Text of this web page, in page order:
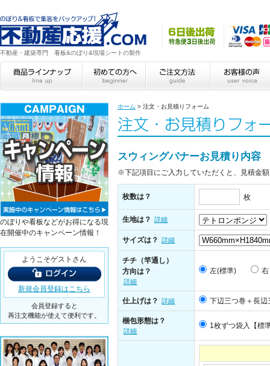
不動産・建築専門 看板&のぼり&現場シートの製作
ホーム > 注文・お見積りフォーム
スウィングバナーお見積り内容
※下記項目にご入力していただくと、見積金
枚数は？ 枚
生地は？ 詳細
サイズは？ 詳細
チチ（竿通し）
方向は？
詳細
左(標準) 右
仕上げは？ 詳細 下辺三つ巻＋長辺
梱包形態は？
詳細
1枚ずつ袋入【標
のぼりや看板などがお得になる現
在開催中のキャンペーン情報！
ようこそゲストさん
新規会員登録はこちら
会員登録すると
再注文機能が使えて便利です。